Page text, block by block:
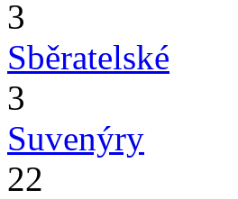
3
Sběratelské
3
Suvenýry
22